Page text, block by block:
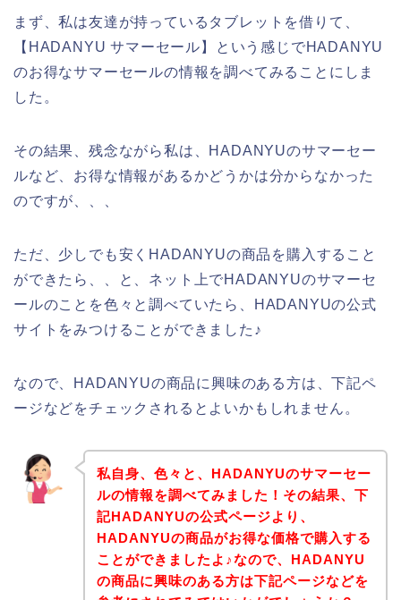
まず、私は友達が持っているタブレットを借りて、
【HADANYU サマーセール】という感じでHADANYU
のお得なサマーセールの情報を調べてみることにしま
した。
その結果、残念ながら私は、HADANYUのサマーセー
ルなど、お得な情報があるかどうかは分からなかった
のですが、、、
ただ、少しでも安くHADANYUの商品を購入すること
ができたら、、と、ネット上でHADANYUのサマーセ
ールのことを色々と調べていたら、HADANYUの公式
サイトをみつけることができました♪
なので、HADANYUの商品に興味のある方は、下記ペ
ージなどをチェックされるとよいかもしれません。
私自身、色々と、HADANYUのサマーセー
ルの情報を調べてみました！その結果、下
記HADANYUの公式ページより、
HADANYUの商品がお得な価格で購入する
ことができましたよ♪なので、HADANYU
の商品に興味のある方は下記ページなどを